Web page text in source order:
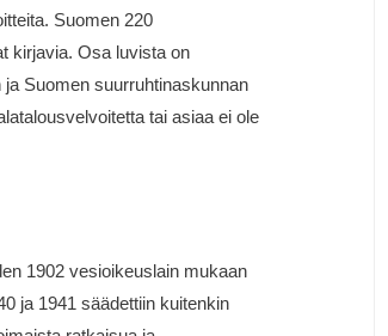
Suomen 220
kirjavia. Osa luvista on
Suomen suurruhtinaskunnan
tai asiaa ei ole
1902 vesioikeuslain mukaan
ja 1941 säädettiin kuitenkin